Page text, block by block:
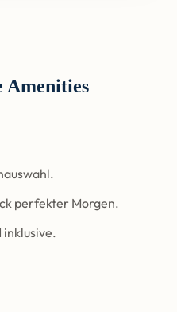
Amenities
perfekter Morgen.
inklusive.